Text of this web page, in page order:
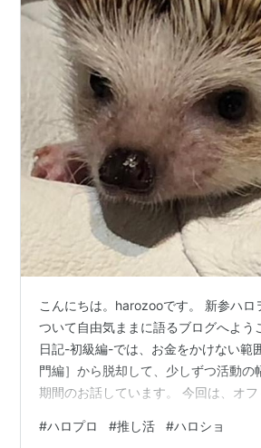
こんにちは。harozooです。 新参ハロ
ついて自由気ままに語るブログへよう
日記-初級編-では、お金をかけない範
門編］から脱却して、少しずつ活動の
期間のお話しています。 今回は、オフ
になったばかりで、オフィシャルショ
#ハロプロ #推し活 #ハロショ